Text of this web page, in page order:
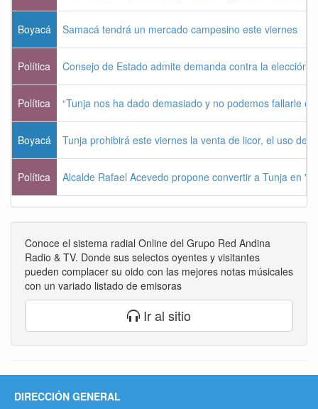
Boyacá Samacá tendrá un mercado campesino este viernes
Política Consejo de Estado admite demanda contra la elección
Política “Tunja nos ha dado demasiado y no podemos fallarle
Boyacá Tunja prohibirá este viernes la venta de licor, el uso de
Política Alcalde Rafael Acevedo propone convertir a Tunja en
Conoce el sistema radial Online del Grupo Red Andina
Radio & TV. Donde sus selectos oyentes y visitantes
pueden complacer su oido con las mejores notas músicales
con un variado listado de emisoras
Ir al sitio
DIRECCIÓN GENERAL